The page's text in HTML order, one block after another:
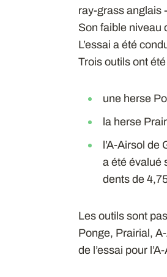
ray-grass anglais
Son faible niveau
L’essai a été
Trois outils ont
une herse
la herse
l’A-Airsol de
a été évalué
dents de
Les outils sont
Ponge, Prairial,
de l’essai pour